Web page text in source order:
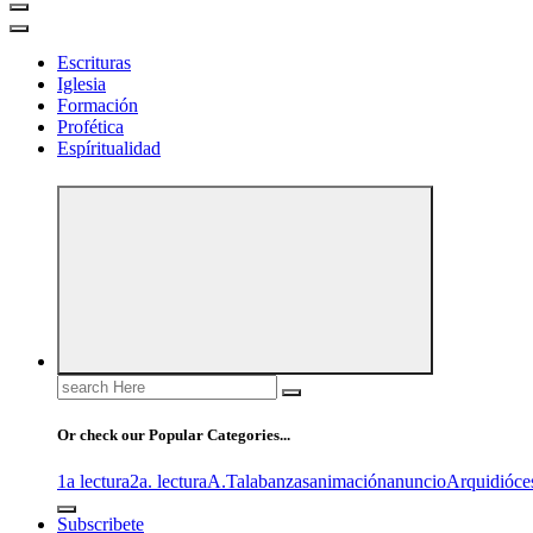
Escrituras
Iglesia
Formación
Profética
Espíritualidad
Search
for:
Or check our Popular Categories...
1a lectura2a. lecturaA.Talabanzasanimaciónanuncio
Subscribete